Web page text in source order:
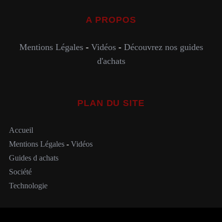
A PROPOS
Mentions Légales- Vidéos- Découvrez nos guides
d'achats
PLAN DU SITE
Accueil
Mentions Légales- Vidéos
Guides d achats
Société
Technologie